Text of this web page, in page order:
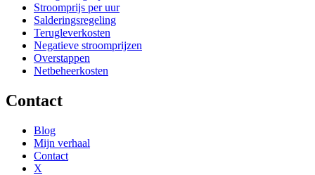
Stroomprijs per uur
Salderingsregeling
Terugleverkosten
Negatieve stroomprijzen
Overstappen
Netbeheerkosten
Contact
Blog
Mijn verhaal
Contact
X